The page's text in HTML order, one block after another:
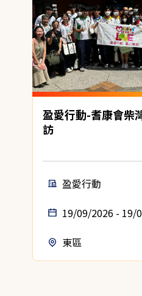
盈愛行動-耆康會柴
訪
盈愛行動
19/09/2026 - 19/
東區